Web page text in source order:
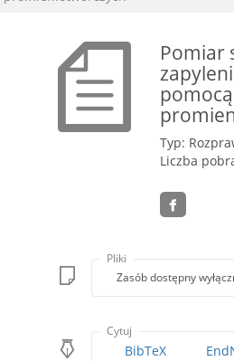
Pomiar
Typ:
Liczba
Pliki
Zasób dostępny
Cytuj
BibTeX